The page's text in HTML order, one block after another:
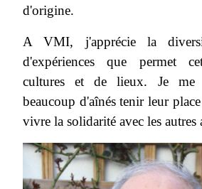
d'origine.
A VMI, j'apprécie la
d'expériences que permet
cultures et de lieux. Je
beaucoup d'aînés tenir leur
vivre la solidarité avec les autres